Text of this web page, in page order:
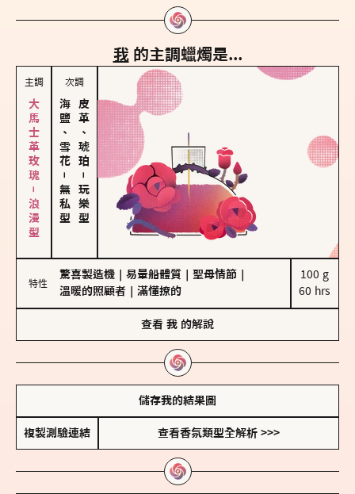
我 的主調蠟燭是...
主調
大馬士革玫瑰－浪漫型
次調
海鹽、雪花
－
無私型
皮革、琥珀
－
玩樂型
特性
驚喜製造機 易暈船體質 聖母情節
溫暖的照顧者
滿懂撩的
100 g
60 hrs
查看 我 的解說
儲存我的結果圖
複製測驗連結 查看香氛類型全解析 >>>